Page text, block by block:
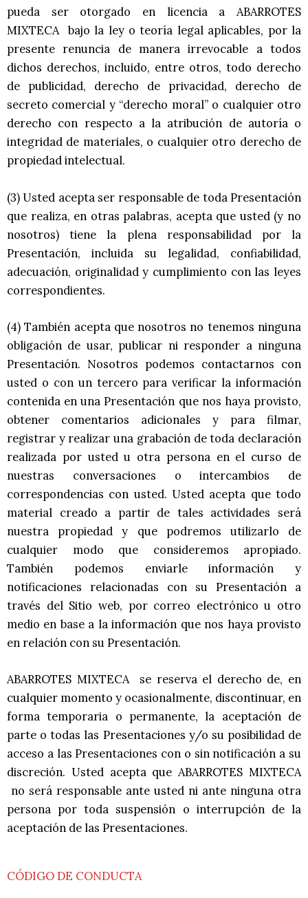
pueda ser otorgado en licencia a ABARROTES
MIXTECA bajo la ley o teoría legal aplicables, por la
presente renuncia de manera irrevocable a todos
dichos derechos, incluido, entre otros, todo derecho
de publicidad, derecho de privacidad, derecho de
secreto comercial y “derecho moral” o cualquier otro
derecho con respecto a la atribución de autoría o
integridad de materiales, o cualquier otro derecho de
propiedad intelectual.
(3) Usted acepta ser responsable de toda Presentación
que realiza, en otras palabras, acepta que usted (y no
nosotros) tiene la plena responsabilidad por la
Presentación, incluida su legalidad, confiabilidad,
adecuación, originalidad y cumplimiento con las leyes
correspondientes.
(4) También acepta que nosotros no tenemos ninguna
obligación de usar, publicar ni responder a ninguna
Presentación. Nosotros podemos contactarnos con
usted o con un tercero para verificar la información
contenida en una Presentación que nos haya provisto,
obtener comentarios adicionales y para filmar,
registrar y realizar una grabación de toda declaración
realizada por usted u otra persona en el curso de
nuestras conversaciones o intercambios de
correspondencias con usted. Usted acepta que todo
material creado a partir de tales actividades será
nuestra propiedad y que podremos utilizarlo de
cualquier modo que consideremos apropiado.
También podemos enviarle información y
notificaciones relacionadas con su Presentación a
través del Sitio web, por correo electrónico u otro
medio en base a la información que nos haya provisto
en relación con su Presentación.
ABARROTES MIXTECA se reserva el derecho de, en
cualquier momento y ocasionalmente, discontinuar, en
forma temporaria o permanente, la aceptación de
parte o todas las Presentaciones y/o su posibilidad de
acceso a las Presentaciones con o sin notificación a su
discreción. Usted acepta que ABARROTES MIXTECA
no será responsable ante usted ni ante ninguna otra
persona por toda suspensión o interrupción de la
aceptación de las Presentaciones.
CÓDIGO DE CONDUCTA